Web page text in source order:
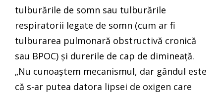
tulburările de somn sau tulburările
respiratorii legate de somn (cum ar fi
tulburarea pulmonară obstructivă cronică
sau BPOC) și durerile de cap de dimineață.
„Nu cunoaștem mecanismul, dar gândul este
că s-ar putea datora lipsei de oxigen care